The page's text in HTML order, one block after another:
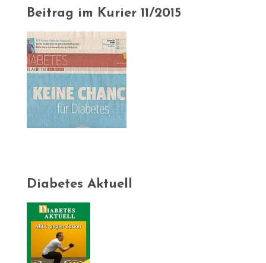
Beitrag im Kurier 11/2015
Diabetes Aktuell